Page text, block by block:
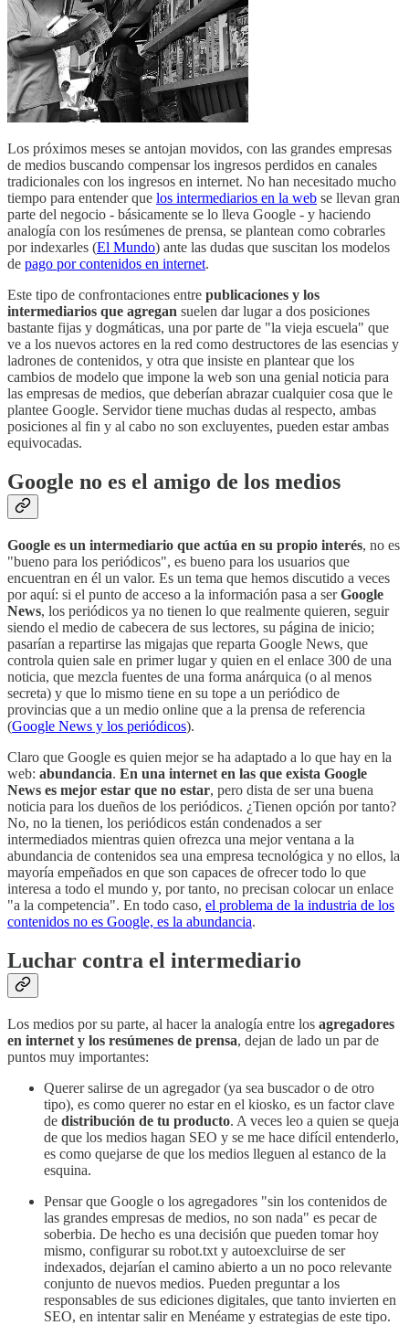
Los próximos meses se antojan movidos, con las grandes empresas
de medios buscando compensar los ingresos perdidos en canales
tradicionales con los ingresos en internet. No han necesitado mucho
tiempo para entender que los intermediarios en la web se llevan gran
parte del negocio - básicamente se lo lleva Google - y haciendo
analogía con los resúmenes de prensa, se plantean como cobrarles
por indexarles (El Mundo) ante las dudas que suscitan los modelos
de pago por contenidos en internet.
Este tipo de confrontaciones entre publicaciones y los
intermediarios que agregan suelen dar lugar a dos posiciones
bastante fijas y dogmáticas, una por parte de "la vieja escuela" que
ve a los nuevos actores en la red como destructores de las esencias y
ladrones de contenidos, y otra que insiste en plantear que los
cambios de modelo que impone la web son una genial noticia para
las empresas de medios, que deberían abrazar cualquier cosa que le
plantee Google. Servidor tiene muchas dudas al respecto, ambas
posiciones al fin y al cabo no son excluyentes, pueden estar ambas
equivocadas.
Google no es el amigo de los medios
Google es un intermediario que actúa en su propio interés, no es
"bueno para los periódicos", es bueno para los usuarios que
encuentran en él un valor. Es un tema que hemos discutido a veces
por aquí: si el punto de acceso a la información pasa a serGoogle
News, los periódicos ya no tienen lo que realmente quieren, seguir
siendo el medio de cabecera de sus lectores, su página de inicio;
pasarían a repartirse las migajas que reparta Google News, que
controla quien sale en primer lugar y quien en el enlace 300 de una
noticia, que mezcla fuentes de una forma anárquica (o al menos
secreta) y que lo mismo tiene en su tope a un periódico de
provincias que a un medio online que a la prensa de referencia
(Google News y los periódicos).
Claro que Google es quien mejor se ha adaptado a lo que hay en la
web: abundancia. En una internet en las que exista Google
News es mejor estar que no estar, pero dista de ser una buena
noticia para los dueños de los periódicos. ¿Tienen opción por tanto?
No, no la tienen, los periódicos están condenados a ser
intermediados mientras quien ofrezca una mejor ventana a la
abundancia de contenidos sea una empresa tecnológica y no ellos, la
mayoría empeñados en que son capaces de ofrecer todo lo que
interesa a todo el mundo y, por tanto, no precisan colocar un enlace
"a la competencia". En todo caso, el problema de la industria de los
contenidos no es Google, es la abundancia.
Luchar contra el intermediario
Los medios por su parte, al hacer la analogía entre los agregadores
en internet y los resúmenes de prensa, dejan de lado un par de
puntos muy importantes:
Querer salirse de un agregador (ya sea buscador o de otro
tipo), es como querer no estar en el kiosko, es un factor clave
de distribución de tu producto. A veces leo a quien se queja
de que los medios hagan SEO y se me hace difícil entenderlo,
es como quejarse de que los medios lleguen al estanco de la
esquina.
Pensar que Google o los agregadores "sin los contenidos de
las grandes empresas de medios, no son nada" es pecar de
soberbia. De hecho es una decisión que pueden tomar hoy
mismo, configurar su robot.txt y autoexcluirse de ser
indexados, dejarían el camino abierto a un no poco relevante
conjunto de nuevos medios. Pueden preguntar a los
responsables de sus ediciones digitales, que tanto invierten en
SEO, en intentar salir en Menéame y estrategias de este tipo.